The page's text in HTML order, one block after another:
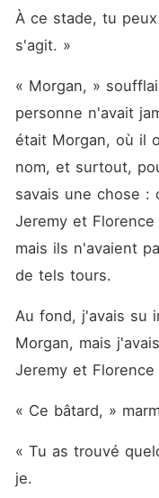
À ce stade, tu
s'agit. »
« Morgan, »
personne n'avait
était Morgan, où il
nom, et surtout,
savais une chose :
Jeremy et
mais ils n'avaient
de tels tours.
Au fond, j'avais su
Morgan, mais
Jeremy et
« Ce bâtard, »
« Tu as trouvé
je.